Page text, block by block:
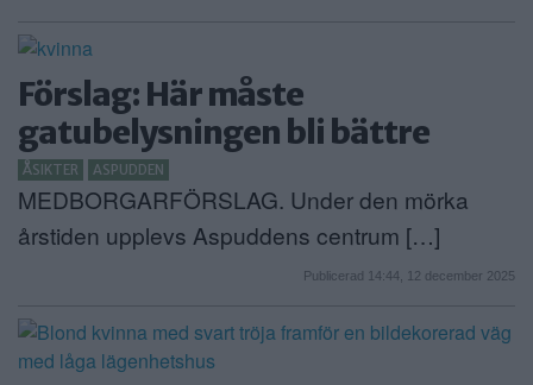
Förslag: Här måste
gatubelysningen bli bättre
ÅSIKTER ASPUDDEN
MEDBORGARFÖRSLAG. Under den mörka
årstiden upplevs Aspuddens centrum […]
Publicerad 14:44, 12 december 2025